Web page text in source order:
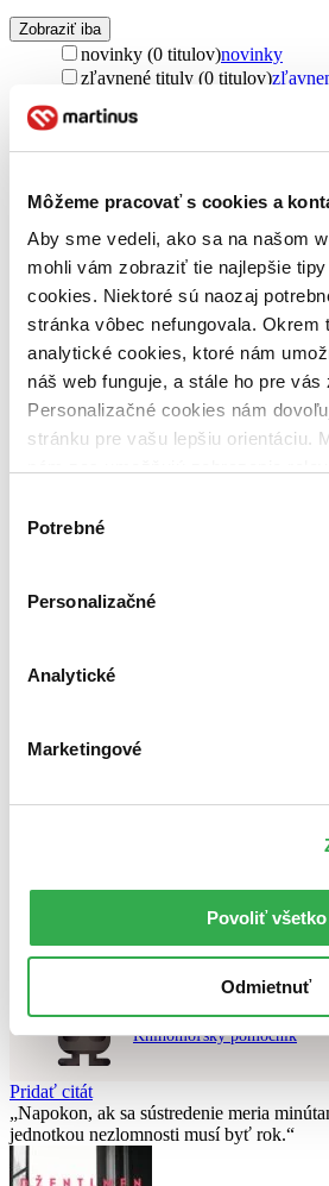
Môžeme pracovať s cookies a
Aby sme vedeli, ako sa na našom
mohli vám zobraziť tie najlepšie
cookies. Niektoré sú naozaj
stránka vôbec nefungovala. Okrem
analytické cookies, ktoré nám
náš web funguje, a stále ho pre vás
Personalizačné cookies nám
stránku pre vašu lepšiu orientáciu.
nám pomohlo, keby sme mohli
súhlasu
Potrebné
Personalizačné
Analytické
Marketingové
Povoliť všetko
Odmietnuť
Zobraziť iba
novinky (0 titulov)novinky
zľavnené tituly (0 titulov)
Dostupnosť
pripravujeme (0 titulov)
dostupná (bez vypredaných) (0
vypredaných)
nová (0 titulov)nová
čítaná (0 titulov)čítaná
čítaná - výborný stav (0 titulov)
čítaná - mierne opotrebovaná (0
opotrebovaná
čítané verzie vypredaných kníh
vypredaných kníh
Zoradiť
Top hodnotené
Najvyššia zľava
Chcete poradiť
Náš pomocník Sherlock
Knihomoľský pomocník
Pridať citát
Napokon, ak sa sústredenie meria
jednotkou nezlomnosti musí byť rok.